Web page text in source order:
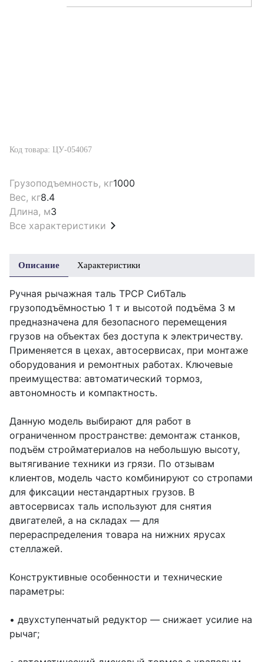
Код товара: ЦУ-054067
Грузоподъемность, кг1000
Вес, кг8.4
Длина, м3
Все характеристики
Описание Характеристики
Ручная рычажная таль ТРСР СибТаль
грузоподъёмностью 1 т и высотой подъёма 3 м
предназначена для безопасного перемещения
грузов на объектах без доступа к электричеству.
Применяется в цехах, автосервисах, при монтаже
оборудования и ремонтных работах. Ключевые
преимущества: автоматический тормоз,
автономность и компактность.
Данную модель выбирают для работ в
ограниченном пространстве: демонтаж станков,
подъём стройматериалов на небольшую высоту,
вытягивание техники из грязи. По отзывам
клиентов, модель часто комбинируют со стропами
для фиксации нестандартных грузов. В
автосервисах таль используют для снятия
двигателей, а на складах — для
перераспределения товара на нижних ярусах
стеллажей.
Конструктивные особенности и технические
параметры:
• двухступенчатый редуктор — снижает усилие на
рычаг;